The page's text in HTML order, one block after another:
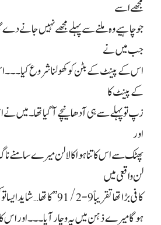
مجھے اسے
جو چاہیے وہ ملنے سے پہلے مجھے نہیں جانے
جب میں نے
اس کے پینٹ کے بٹن کو کھولنا شروع کیا۔۔۔
کے پینٹ کا
زپ تو پہلے سے ہی آدھا نیچے آ گیا تھا۔ میں نے
اور
پھٹک سے اس کا تنا ہوا کالا لن میرے سامنے
لن واقعی میں
کافی بڑا تھا تقریباً 9-91/2” کا تھا… شاید ایسا تو کسی عام مرد کا نہیں
ہوگا میرے ذہن میں یہ وچار آیا۔۔۔ اور اس کا